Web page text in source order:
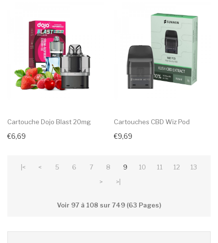
Cartouche Dojo Blast 20mg
€6,69
Cartouches CBD Wiz Pod
€9,69
|< < 5 6 7 8 9 10 11 12
13
>
>|
Voir 97 à 108 sur 749 (63 Pages)